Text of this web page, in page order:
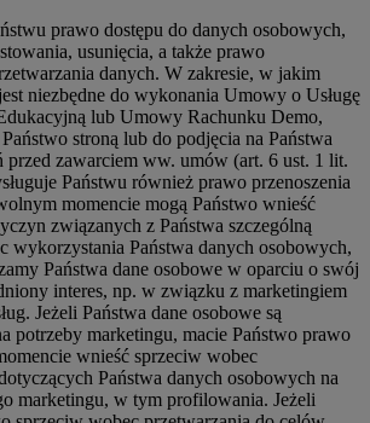
prawo dostępu do danych osobowych,
usunięcia, a także prawo
danych. W zakresie, w jakim
niezbędne do wykonania Umowy o Usługę
lub Umowy Rachunku Demo,
stroną lub do podjęcia na Państwa
przed zawarciem ww. umów (art. 6 ust. 1 lit.
Państwu również prawo przenoszenia
momencie mogą Państwo wnieść
związanych z Państwa szczególną
wykorzystania Państwa danych osobowych,
Państwa dane osobowe w oparciu o swój
interes, np. w związku z marketingiem
Jeżeli Państwa dane osobowe są
potrzeby marketingu, macie Państwo prawo
wnieść sprzeciw wobec
Państwa danych osobowych na
marketingu, w tym profilowania. Jeżeli